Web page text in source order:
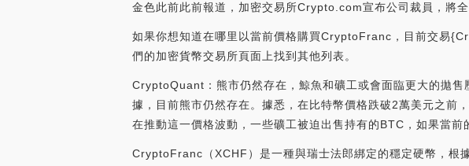
金色此前此前報道，加密交易所Crypto.com宣布公司裁員，
如果你想知道在哪里以當前價格購買CryptoFranc，目前交易
們的加密貨幣交易所頁面上找到其他列表。
CryptoQuant：熊市仍然存在，鯨魚和礦工或會面臨更大的拋
據，目前熊市仍然存在。據悉，在比特幣價格跌破2萬美元之前
在推動這一價格波動，一些礦工被迫出售持有的BTC，如果當
CryptoFranc（XCHF）是一種與瑞士法郎綁定的穩定硬幣，根